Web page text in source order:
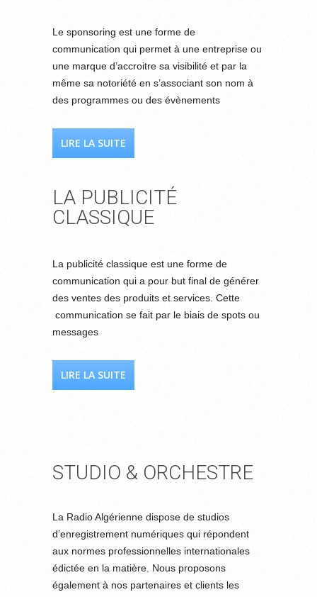
Le sponsoring est une forme de
communication qui permet à une entreprise ou
une marque d’accroitre sa visibilité et par la
même sa notoriété en s’associant son nom à
des programmes ou des évènements
LIRE LA SUITE
LA PUBLICITÉ
CLASSIQUE
La publicité classique est une forme de
communication qui a pour but final de générer
des ventes des produits et services. Cette
communication se fait par le biais de spots ou
messages
LIRE LA SUITE
STUDIO & ORCHESTRE
La Radio Algérienne dispose de studios
d’enregistrement numériques qui répondent
aux normes professionnelles internationales
édictée en la matière. Nous proposons
également à nos partenaires et clients les